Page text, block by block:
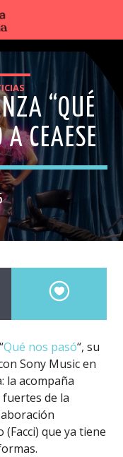
“QUÉ
A CEAESE
Qué nos pasó“, su
Sony Music en
la acompaña
de la
que ya tiene